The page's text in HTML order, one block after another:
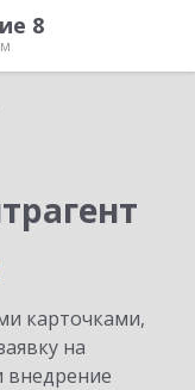
8
карточками,
на
внедрение